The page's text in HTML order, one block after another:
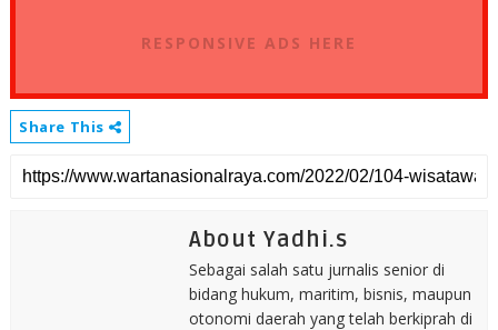
RESPONSIVE ADS HERE
Share This
About Yadhi.s
Sebagai salah satu jurnalis senior di
bidang hukum, maritim, bisnis, maupun
otonomi daerah yang telah berkiprah di